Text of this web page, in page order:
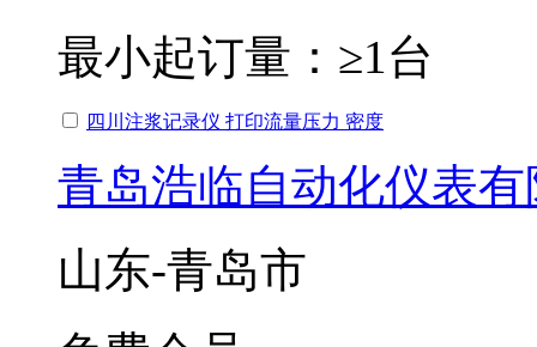
最小起订量： ≥1台
四川注浆记录仪 打印流量压力 密度
青岛浩临自动化仪表
山东-青岛市